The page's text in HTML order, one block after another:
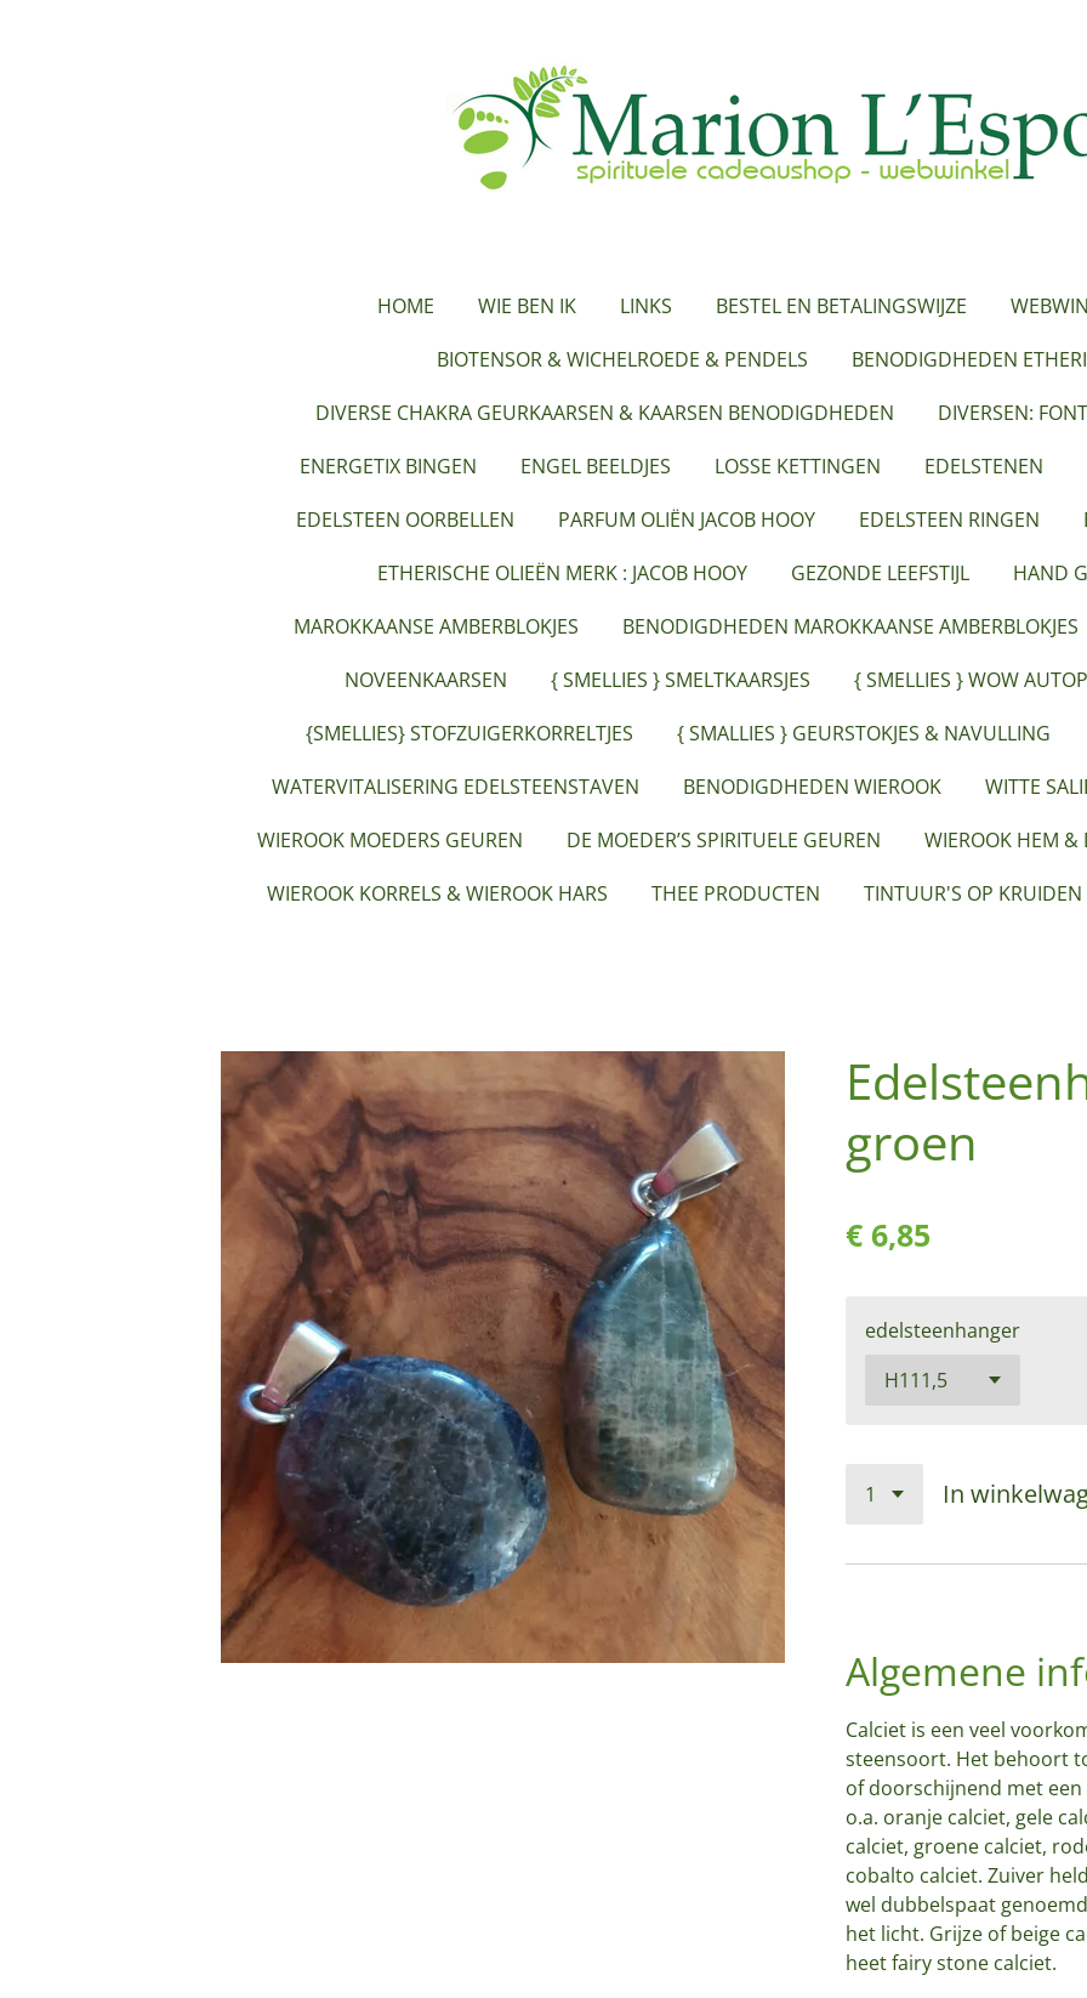
HOME WIE BEN IK LINKS BESTEL EN BETALINGSWIJZE
BIOTENSOR & WICHELROEDE & PENDELS
BENODIGDHEDEN
DIVERSE CHAKRA GEURKAARSEN & KAARSEN BENODIGDHEDEN
DIVERSEN:
ENERGETIX BINGEN
ENGEL BEELDJES LOSSE KETTINGEN
EDELSTENEN
EDELSTEEN OORBELLEN
PARFUM OLIËN JACOB HOOY EDELSTEEN RINGEN
ETHERISCHE OLIEËN MERK : JACOB HOOY
GEZONDE LEEFSTIJL
HAND
MAROKKAANSE AMBERBLOKJES
BENODIGDHEDEN MAROKKAANSE AMBERBLOKJES
NOVEENKAARSEN
{ SMELLIES } SMELTKAARSJES
{ SMELLIES } WOW
{SMELLIES} STOFZUIGERKORRELTJES
{ SMALLIES } GEURSTOKJES & NAVULLING
WATERVITALISERING EDELSTEENSTAVEN
BENODIGDHEDEN WIEROOK
WITTE
WIEROOK MOEDERS GEUREN
DE MOEDER’S SPIRITUELE GEUREN
WIEROOK HEM &
WIEROOK KORRELS & WIEROOK HARS
THEE PRODUCTEN TINTUUR'S OP
groen
€ 6,85
edelsteenhanger
In
Algemene
Calciet is een veel
steensoort. Het behoort
of doorschijnend met
o.a. oranje calciet, gele
calciet, groene calciet,
cobalto calciet. Zuiver
wel dubbelspaat
het licht. Grijze of beige
heet fairy stone calciet.